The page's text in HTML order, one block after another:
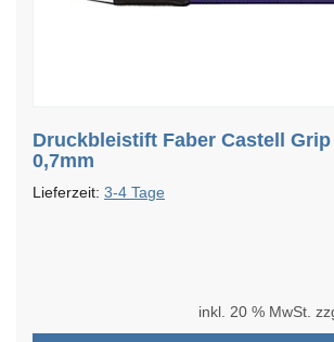
Druckbleistift Faber Castell Grip
0,7mm
Lieferzeit: 3-4 Tage
inkl. 20 % MwSt.